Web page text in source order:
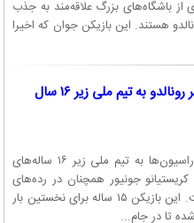
از باشگاه‌های بزرگ علاقه‌مند به جذب
هستند. این بازیکن جوان که اخیرا
دعوت پسر رونالدو به تیم ملی زیر ۱۶ سال
کریستیانو جونیور برای شرکت در جام فدراسیون‌ها به تیم ملی زیر ۱۶ ساله‌های
جونیور همچنان در رده‌های
پایه‌ تیم ملی پرتغال در حال پیشرفت است. این بازیکن ۱۵ ساله برای نخستین بار